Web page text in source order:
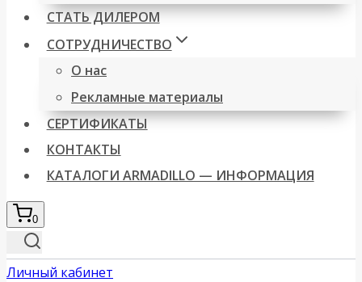
СТАТЬ ДИЛЕРОМ
СОТРУДНИЧЕСТВО
О нас
Рекламные материалы
СЕРТИФИКАТЫ
КОНТАКТЫ
КАТАЛОГИ ARMADILLO — ИНФОРМАЦИЯ
0
Личный кабинет